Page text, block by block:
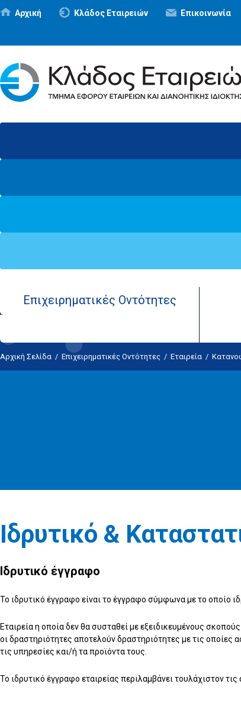
Αρχική Κλάδος Εταιρειών Επικοινωνία
Επιχειρηματικές Οντότητες
Αρχική Σελίδα / Επιχειρηματικές Οντότητες / Εταιρεία /
Ιδρυτικό &
Ιδρυτικό έγγραφο
Το ιδρυτικό έγγραφο είναι το έγγραφο σύμφωνα με το οποίο
Εταιρεία η οποία δεν θα συσταθεί με εξειδικευμένους
οι δραστηριότητες αποτελούν δραστηριότητες με τις
τις υπηρεσίες και/ή τα προϊόντα τους.
Το ιδρυτικό έγγραφο εταιρείας περιλαμβάνει τουλάχιστον